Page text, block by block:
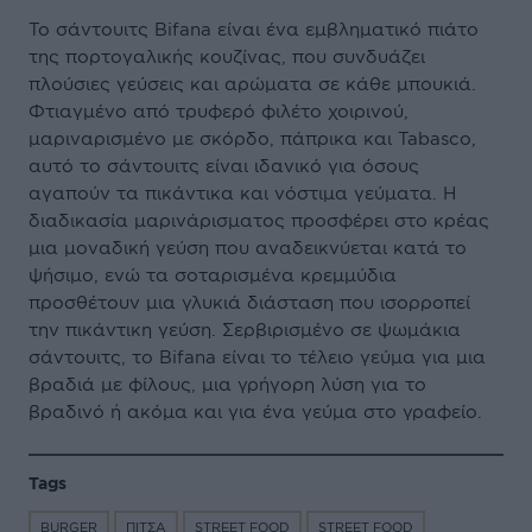
Το σάντουιτς Bifana είναι ένα εμβληματικό πιάτο
της πορτογαλικής κουζίνας, που συνδυάζει
πλούσιες γεύσεις και αρώματα σε κάθε μπουκιά.
Φτιαγμένο από τρυφερό φιλέτο χοιρινού,
μαριναρισμένο με σκόρδο, πάπρικα και Tabasco,
αυτό το σάντουιτς είναι ιδανικό για όσους
αγαπούν τα πικάντικα και νόστιμα γεύματα. Η
διαδικασία μαρινάρισματος προσφέρει στο κρέας
μια μοναδική γεύση που αναδεικνύεται κατά το
ψήσιμο, ενώ τα σοταρισμένα κρεμμύδια
προσθέτουν μια γλυκιά διάσταση που ισορροπεί
την πικάντικη γεύση. Σερβιρισμένο σε ψωμάκια
σάντουιτς, το Bifana είναι το τέλειο γεύμα για μια
βραδιά με φίλους, μια γρήγορη λύση για το
βραδινό ή ακόμα και για ένα γεύμα στο γραφείο.
Tags
BURGER ΠΙΤΣΑ STREET FOOD STREET FOOD